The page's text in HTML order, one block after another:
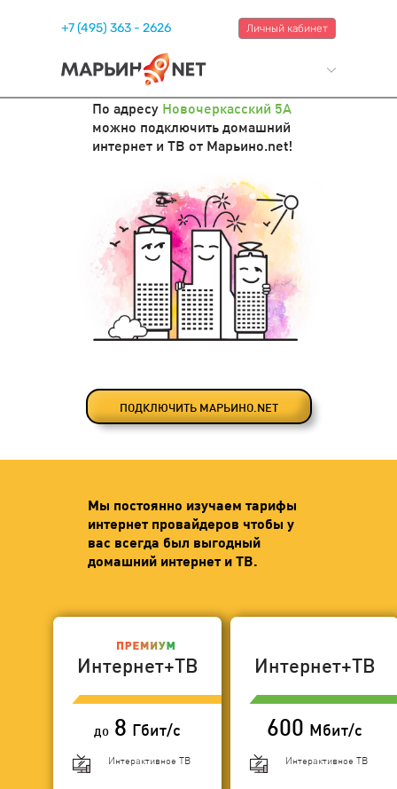
+7 (495) 363 - 2626 Личный кабинет
По адресу Новочеркасский 5А
можно подключить домашний
интернет и ТВ от Марьино.net!
ПОДКЛЮЧИТЬ МАРЬИНО.NET
Мы постоянно изучаем тарифы
интернет провайдеров чтобы у
вас всегда был выгодный
домашний интернет и ТВ.
Интернет+ТВ
до 8 Гбит/с
Интерактивное ТВ
Интернет+ТВ
600 Мбит/с
Интерактивное ТВ